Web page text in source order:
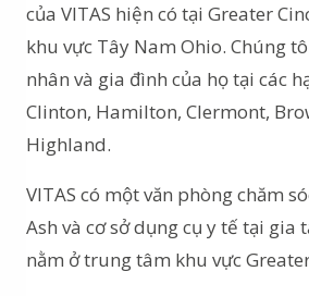
của VITAS hiện có tại Greater
khu vực Tây Nam Ohio. Chúng
nhân và gia đình của họ tại các
Clinton, Hamilton, Clermont,
Highland.
VITAS có một văn phòng chăm
Ash và cơ sở dụng cụ y tế tại gia
nằm ở trung tâm khu vực